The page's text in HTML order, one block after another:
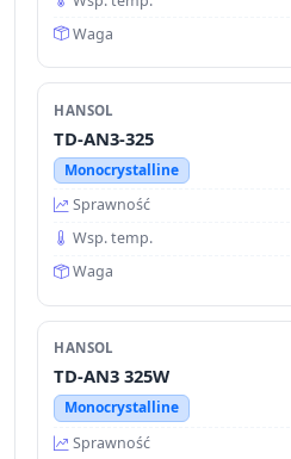
Waga
HANSOL
TD-AN3-325
Monocrystalline
Sprawność
Wsp. temp.
Waga
HANSOL
TD-AN3 325W
Monocrystalline
Sprawność